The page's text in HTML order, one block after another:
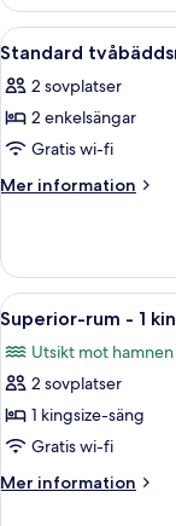
Öppna
alla
foton
för
Standard
tvåbäddsrum
5
Standard
2 sovplatser
2 enkelsängar
Gratis wi-fi
Mer information
Mer
tvåbäddsrum
Öppna
alla
foton
för
Superior-
rum
-
1
6
Superior-rum - 1
Utsikt mot hamnen
2 sovplatser
1 kingsize-säng
Gratis wi-fi
Mer information
Mer